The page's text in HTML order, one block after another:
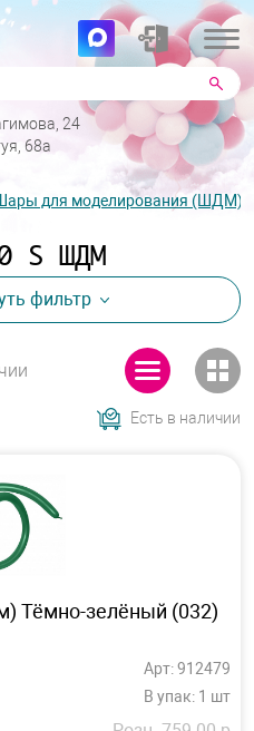
24
68а
для моделирования (ШДМ)
S ШДМ
фильтр
Есть в наличии
Тёмно-зелёный (032)
Арт: 912479
В упак: 1 шт